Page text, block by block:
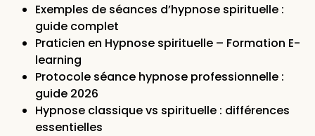
Exemples de séances d’hypnose spirituelle :
guide complet
Praticien en Hypnose spirituelle – Formation E-
learning
Protocole séance hypnose professionnelle :
guide 2026
Hypnose classique vs spirituelle : différences
essentielles